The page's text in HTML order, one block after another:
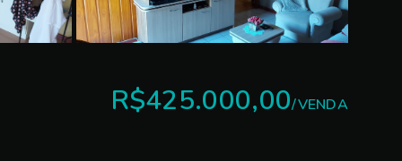
R$425.000,00/VENDA